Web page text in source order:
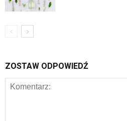
ZOSTAW ODPOWIEDŹ